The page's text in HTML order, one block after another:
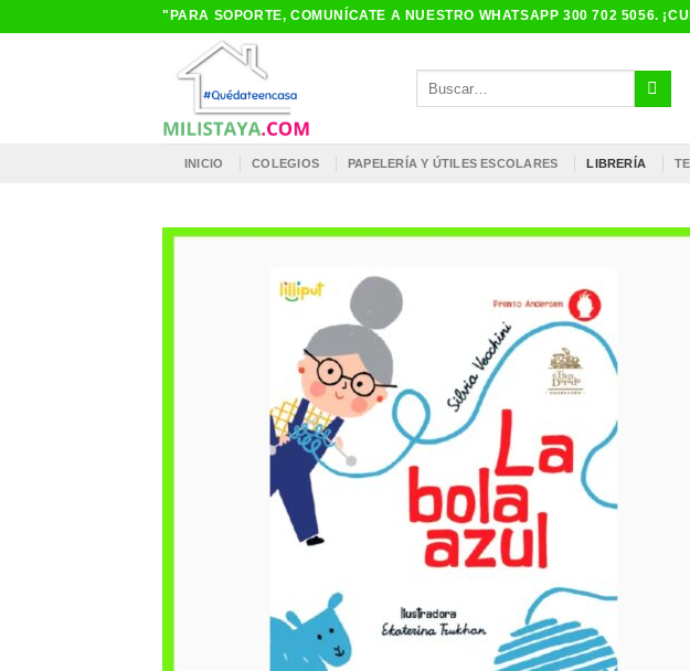
"PARA SOPORTE, COMUNÍCATE A NUESTRO WHATSAPP 300 702 5056.
INICIO COLEGIOS PAPELERÍA Y ÚTILES ESCOLARES LIBRERÍA